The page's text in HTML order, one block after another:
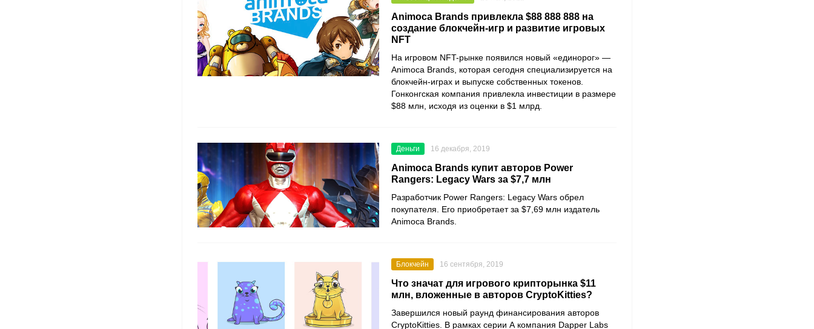
Animoca Brands привлекла $88 888 888 на
создание блокчейн-игр и развитие игровых
NFT
На игровом NFT-рынке появился новый «единорог» —
Animoca Brands , которая сегодня специализируется на
блокчейн-играх и выпуске собственных токенов.
Гонконгская компания привлекла инвестиции в размере
$88 млн, исходя из оценки в $1 млрд.
Деньги 16 декабря, 2019
Animoca Brands купит авторов Power
Rangers: Legacy Wars за $7,7 млн
Разработчик Power Rangers: Legacy Wars обрел
покупателя. Его приобретает за $7,69 млн издатель
Animoca Brands
Блокчейн 16 сентября, 2019
Что значат для игрового крипторынка $11
млн, вложенные в авторов CryptoKitties?
Завершился новый раунд финансирования авторов
CryptoKitties. В рамках серии А компания Dapper Labs